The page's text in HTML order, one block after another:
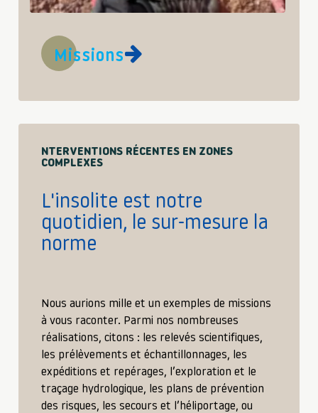
Missions
NTERVENTIONS RÉCENTES EN ZONES
COMPLEXES
L'insolite est notre
quotidien, le sur-mesure la
norme
Nous aurions mille et un exemples de missions
à vous raconter. Parmi nos nombreuses
réalisations, citons : les relevés scientifiques,
les prélèvements et échantillonnages, les
expéditions et repérages, l’exploration et le
traçage hydrologique, les plans de prévention
des risques, les secours et l’héliportage, ou